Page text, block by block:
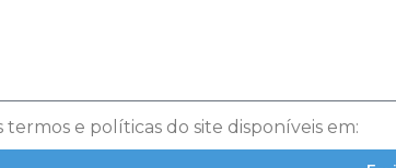
termos e políticas do site disponíveis em: